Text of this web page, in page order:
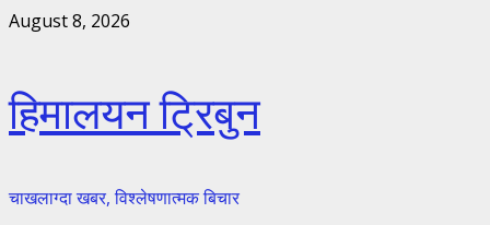
Skip
August 8, 2026
हिमालयन ट्रिबुन
चाखलाग्दा खबर, विश्लेषणात्मक बिचार